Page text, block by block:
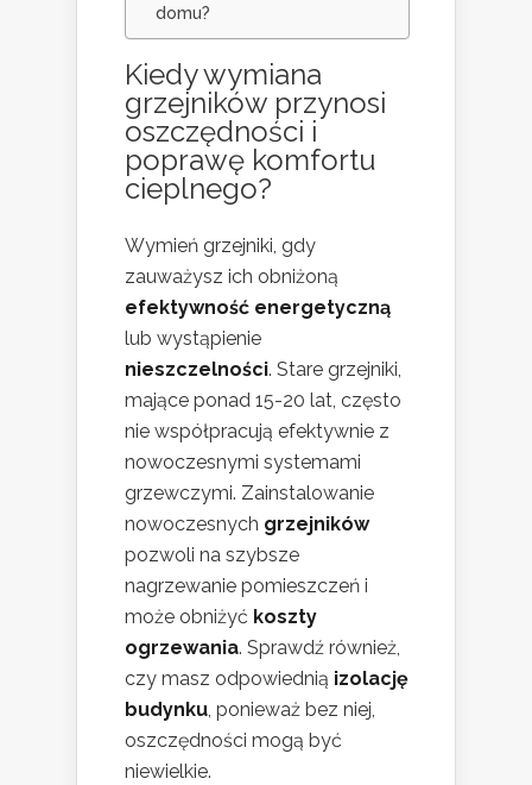
domu?
Kiedy wymiana
grzejników przynosi
oszczędności i
poprawę komfortu
cieplnego?
Wymień grzejniki, gdy
zauważysz ich obniżoną
efektywność energetyczną
lub wystąpienie
nieszczelności. Stare grzejniki,
mające ponad 15-20 lat, często
nie współpracują efektywnie z
nowoczesnymi systemami
grzewczymi. Zainstalowanie
nowoczesnych grzejników
pozwoli na szybsze
nagrzewanie pomieszczeń i
może obniżyć koszty
ogrzewania. Sprawdź również,
czy masz odpowiednią izolację
budynku, ponieważ bez niej,
oszczędności mogą być
niewielkie.